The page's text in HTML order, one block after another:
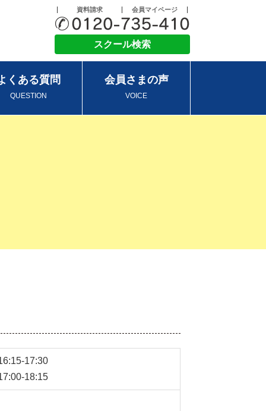
資料請求 会員マイページ
スクール検索
くある質問
QUESTION
会員さまの声
VOICE
17:30
18:15